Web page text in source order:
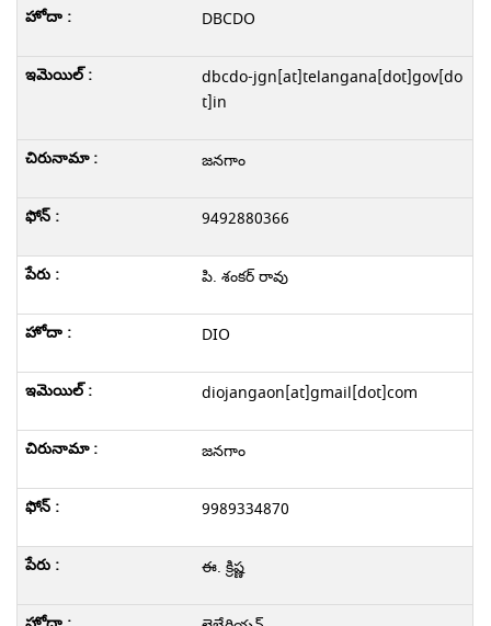
DBCDO
dbcdo-jgn[at]telangana[dot]gov[do
t]in
జనగాం
9492880366
పి. శంకర్ రావు
DIO
diojangaon[at]gmail[dot]com
జనగాం
9989334870
ఈ. క్రిష్ణ